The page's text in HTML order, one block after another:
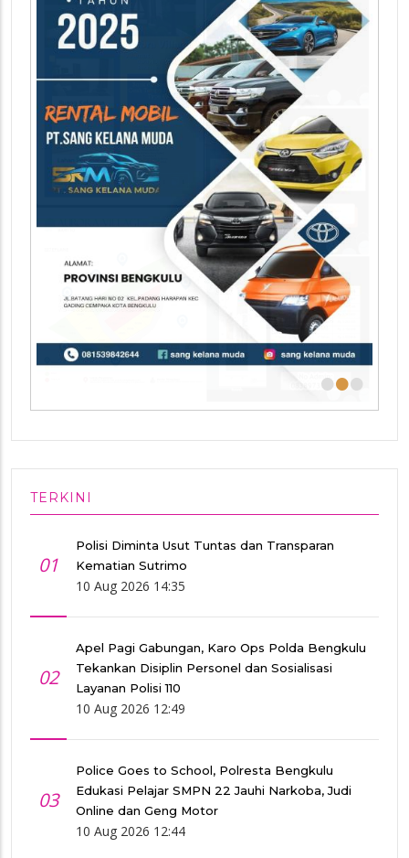
•••
TERKINI
01
Polisi Diminta Usut Tuntas dan Transparan
Kematian Sutrimo
10 Aug 2026 14:35
02
Apel Pagi Gabungan, Karo Ops Polda Bengkulu
Tekankan Disiplin Personel dan Sosialisasi
Layanan Polisi 110
10 Aug 2026 12:49
03
Police Goes to School, Polresta Bengkulu
Edukasi Pelajar SMPN 22 Jauhi Narkoba, Judi
Online dan Geng Motor
10 Aug 2026 12:44